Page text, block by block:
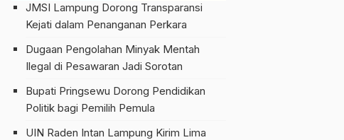
JMSI Lampung Dorong Transparansi
Kejati dalam Penanganan Perkara
Dugaan Pengolahan Minyak Mentah
Ilegal di Pesawaran Jadi Sorotan
Bupati Pringsewu Dorong Pendidikan
Politik bagi Pemilih Pemula
UIN Raden Intan Lampung Kirim Lima